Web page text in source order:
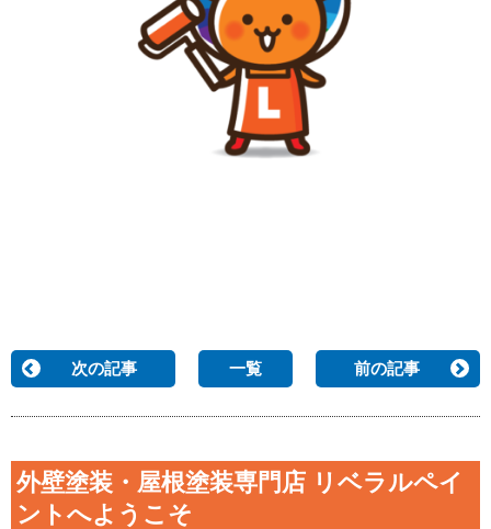
次の記事 一覧 前の記事
外壁塗装・屋根塗装専門店 リベラルペイ
ントへようこそ